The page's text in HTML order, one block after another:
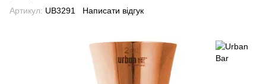
Артикул: UB3291 Написати відгук